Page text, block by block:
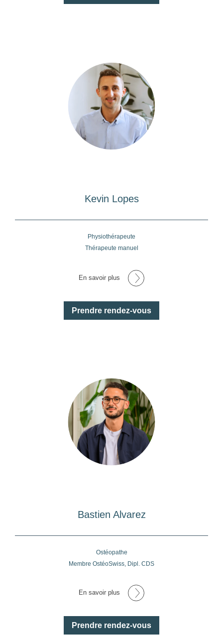
Kevin Lopes
Physiothérapeute
Thérapeute manuel
En savoir plus
Prendre rendez-vous
Bastien Alvarez
Ostéopathe
Membre OstéoSwiss, Dipl. CDS
En savoir plus
Prendre rendez-vous